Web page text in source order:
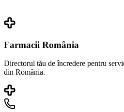
Farmacii România
Directorul tău de încredere pentru
din România.